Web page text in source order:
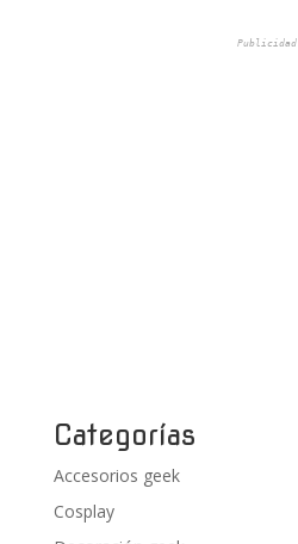
Publicidad
Categorías
Accesorios geek
Cosplay